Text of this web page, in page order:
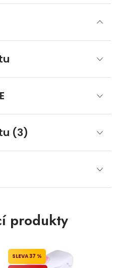
(3)
produkty
37 %